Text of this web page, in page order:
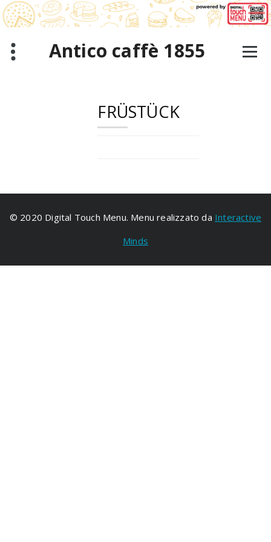
Zum
Inhalt
springen
Antico caffè 1855
FRÜSTÜCK
© 2020 Digital Touch Menu. Menu realizzato da Interactive
Minds